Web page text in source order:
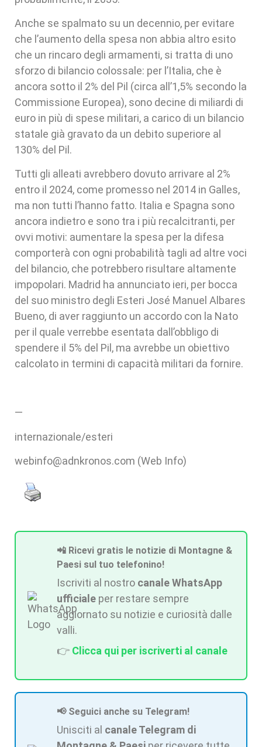
Anche se spalmato su un decennio, per evitare
che l’aumento della spesa non abbia altro esito
che un rincaro degli armamenti, si tratta di uno
sforzo di bilancio colossale: per l’Italia, che è
ancora sotto il 2% del Pil (circa all’1,5% secondo la
Commissione Europea), sono decine di miliardi di
euro in più di spese militari, a carico di un bilancio
statale già gravato da un debito superiore al
130% del Pil.
Tutti gli alleati avrebbero dovuto arrivare al 2%
entro il 2024, come promesso nel 2014 in Galles,
ma non tutti l’hanno fatto. Italia e Spagna sono
ancora indietro e sono tra i più recalcitranti, per
ovvi motivi: aumentare la spesa per la difesa
comporterà con ogni probabilità tagli ad altre voci
del bilancio, che potrebbero risultare altamente
impopolari. Madrid ha annunciato ieri, per bocca
del suo ministro degli Esteri José Manuel Albares
Bueno, di aver raggiunto un accordo con la Nato
per il quale verrebbe esentata dall’obbligo di
spendere il 5% del Pil, ma avrebbe un obiettivo
calcolato in termini di capacità militari da fornire.
—
internazionale/esteri
webinfo@adnkronos.com (Web Info)
📲 Ricevi gratis le notizie di Montagne &
Paesi sul tuo telefonino!
Iscriviti al nostro canale WhatsApp
ufficiale per restare sempre
aggiornato su notizie e curiosità dalle
valli.
👉 Clicca qui per iscriverti al canale
📢 Seguici anche su Telegram!
Unisciti al canale Telegram di